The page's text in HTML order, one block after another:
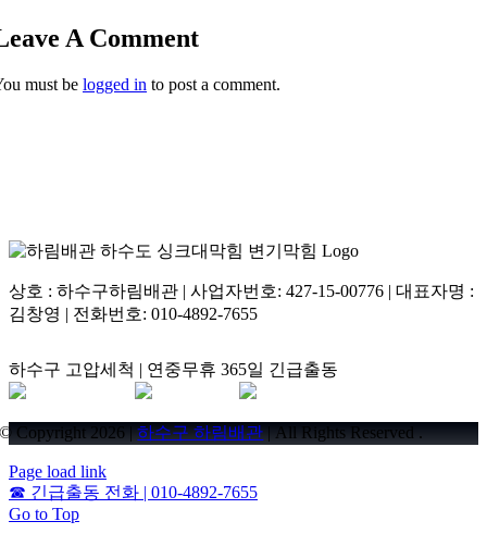
A Comment
must be logged in to post a comment.
상호 : 하수구하림배관 | 사업자번호: 427-15-00776 | 대표자명 :
김창영 | 전화번호: 010-4892-7655
하수구 고압세척 | 연중무휴 365일 긴급출동
© Copyright 2026 |하수구 하림배관 | All Rights Reserved .
Page load link
☎ 긴급출동 전화 | 010-4892-7655
Go to Top